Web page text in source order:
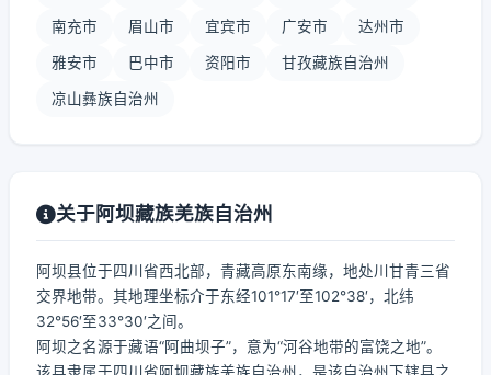
南充市 眉山市 宜宾市 广安市 达州市
雅安市 巴中市 资阳市 甘孜藏族自治州
凉山彝族自治州
关于阿坝藏族羌族自治州
阿坝县位于四川省西北部，青藏高原东南缘，地处川甘青三省
交界地带。其地理坐标介于东经101°17′至102°38′，北纬
32°56′至33°30′之间。
阿坝之名源于藏语“阿曲坝子”，意为“河谷地带的富饶之地”。